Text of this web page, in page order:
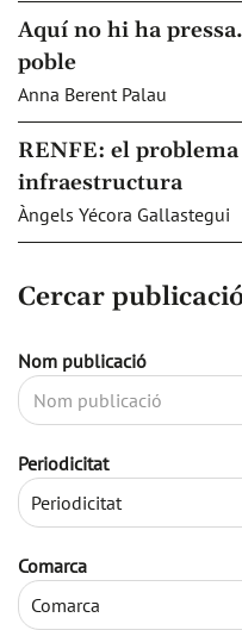
Aquí no hi ha
poble
Anna Berent Palau
RENFE: el
infraestructura
Àngels Yécora Gallastegui
Cercar
Nom publicació
Periodicitat
Comarca